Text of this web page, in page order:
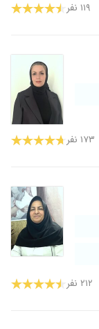
۱۱۹ نفر
۱۷۳ نفر
۲۱۲ نفر